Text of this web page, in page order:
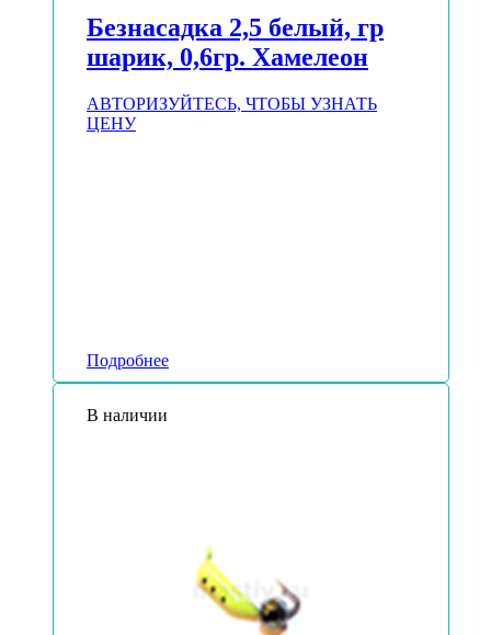
Безнасадка 2,5 белый, гр
шарик, 0,6гр. Хамелеон
АВТОРИЗУЙТЕСЬ, ЧТОБЫ УЗНАТЬ
ЦЕНУ
Подробнее
В наличии